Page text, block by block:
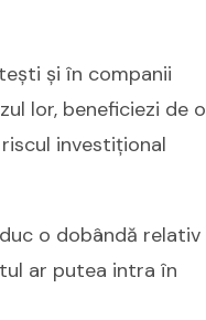
și în companii
lor, beneficiezi de o
investițional
o dobândă relativ
ar putea intra în